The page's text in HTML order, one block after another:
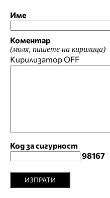
Име
Коментар
(моля, пишете на кирилица)
КирилизаторOFF
Код за сигурност
98167
ИЗПРАТИ